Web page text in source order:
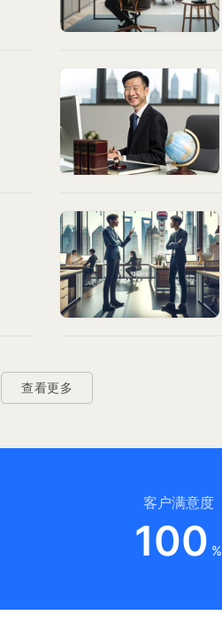
查看更多
客户满意度
100 %